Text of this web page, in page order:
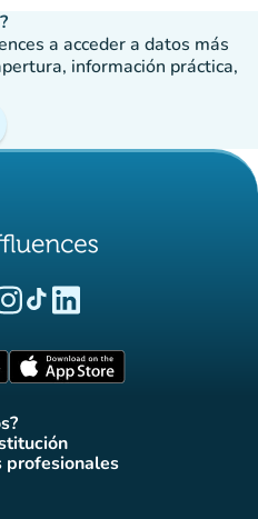
a acceder a datos más
información práctica,
pestaña)pestaña)
(nueva pestaña)
(nueva pestaña)
(nueva pestaña)
pestaña)
profesionales
pestaña)